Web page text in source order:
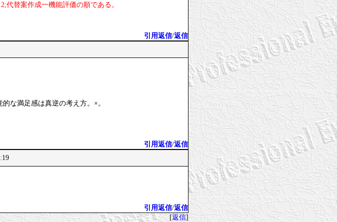
替案作成一機能評価の順である。
引用返信/返信
な満足感は真逆の考え方。×。
引用返信/返信
引用返信/返信
[返信]